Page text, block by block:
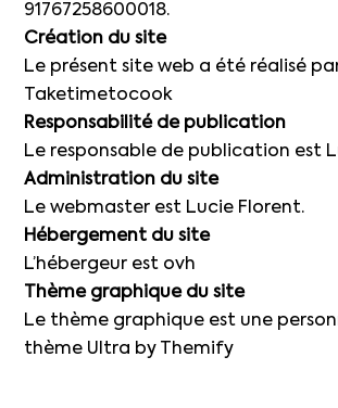
91767258600018.
Création du site
Le présent site web a été réalisé
Taketimetocook
Responsabilité de publication
Le responsable de publication est
Administration du site
Le webmaster est Lucie Florent.
Hébergement du site
L’hébergeur est ovh
Thème graphique du site
Le thème graphique est une
thème Ultra by Themify